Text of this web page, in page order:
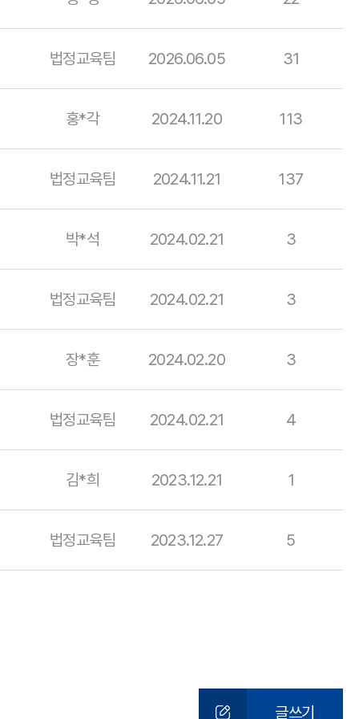
법정교육팀 2026.06.05 31
홍*각 2024.11.20 113
법정교육팀 2024.11.21 137
박*석 2024.02.21 3
법정교육팀 2024.02.21 3
장*훈 2024.02.20 3
법정교육팀 2024.02.21 4
김*희 2023.12.21 1
법정교육팀 2023.12.27 5
글쓰기